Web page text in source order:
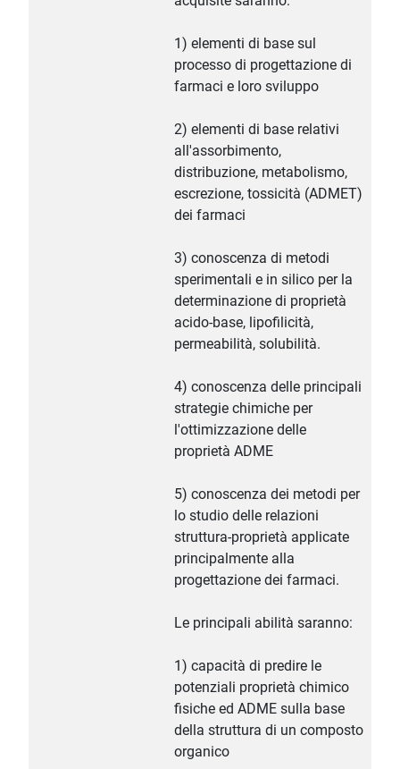
1) elementi di base sul
processo di progettazione di
farmaci e loro sviluppo
2) elementi di base relativi
all'assorbimento,
distribuzione, metabolismo,
escrezione, tossicità (ADMET)
dei farmaci
3) conoscenza di metodi
sperimentali e in silico per la
determinazione di proprietà
acido-base, lipofilicità,
permeabilità, solubilità.
4) conoscenza delle principali
strategie chimiche per
l'ottimizzazione delle
proprietà ADME
5) conoscenza dei metodi per
lo studio delle relazioni
struttura-proprietà applicate
principalmente alla
progettazione dei farmaci.
Le principali abilità saranno:
1) capacità di predire le
potenziali proprietà chimico
fisiche ed ADME sulla base
della struttura di un composto
organico